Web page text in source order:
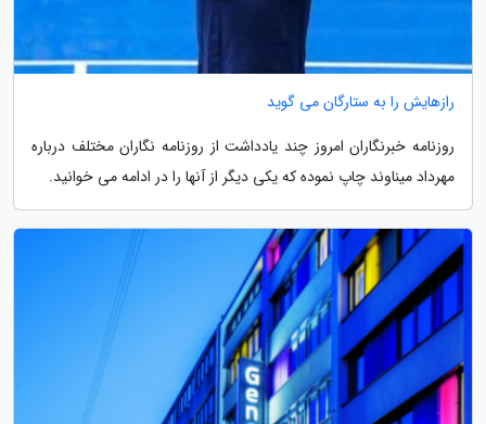
رازهایش را به ستارگان می گوید
روزنامه خبرنگاران امروز چند یادداشت از روزنامه نگاران مختلف درباره
مهرداد میناوند چاپ نموده که یکی دیگر از آنها را در ادامه می خوانید.